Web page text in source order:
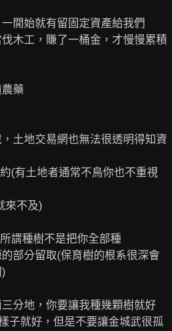
開始就有留固定資產給我們
木工，賺了一桶金，才慢慢累積
藥
土地交易網也無法很透明得知資
(有土地者通常不鳥你也不重視
來不及)
謂種樹不是把你全部種
部分留取(保育樹的根系很深會
分地，你要讓我種幾顆樹就好
子就好，但是不要讓金城武很孤